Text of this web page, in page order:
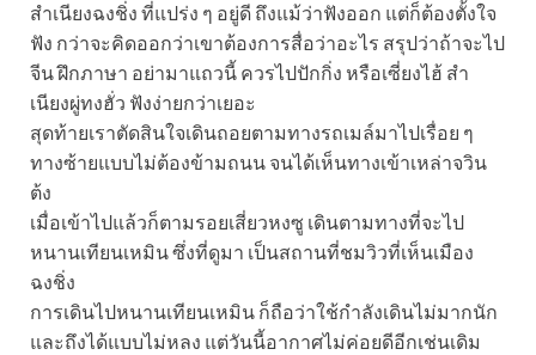
สำเนียงฉงชิ่ง ที่แปร่ง ๆ อยู่ดี ถึงแม้ว่าฟังออก แต่ก็ต้องตั้งใจ
ฟัง กว่าจะคิดออกว่าเขาต้องการสื่อว่าอะไร สรุปว่าถ้าจะไป
จีน ฝึกภาษา อย่ามาแถวนี้ ควรไปปักกิ่ง หรือเซี่ยงไฮ้ สำ
เนียงผู่ทงฮั่ว ฟังง่ายกว่าเยอะ
สุดท้ายเราตัดสินใจเดินถอยตามทางรถเมล์มาไปเรื่อย ๆ
ทางซ้ายแบบไม่ต้องข้ามถนน จนได้เห็นทางเข้าเหล่าจวิน
ต้ง
เมื่อเข้าไปแล้วก็ตามรอยเสี่ยวหงซู เดินตามทางที่จะไป
หนานเทียนเหมิน ซึ่งที่ดูมา เป็นสถานที่ชมวิวที่เห็นเมือง
ฉงชิ่ง
การเดินไปหนานเทียนเหมิน ก็ถือว่าใช้กำลังเดินไม่มากนัก
และถึงได้แบบไม่หลง แต่วันนี้อากาศไม่ค่อยดีอีกเช่นเดิม